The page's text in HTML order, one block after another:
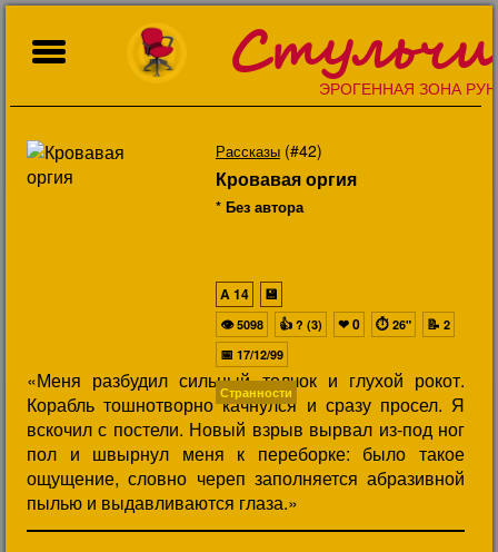
ЭРОГЕННАЯ ЗОНА
Рассказы (#42)
Кровавая оргия
* Без автора
«Меня разбудил сильный толчок и глухой рокот.
Корабль тошнотворно качнулся и сразу просел. Я
вскочил с постели. Новый взрыв вырвал из-под ног
пол и швырнул меня к переборке: было такое
ощущение, словно череп заполняется абразивной
пылью и выдавливаются глаза.»
A14
💾
👁5098 👍 ? (3) ❤0 ⏱ 26" 📝 2
📅 17/12/99
Странности